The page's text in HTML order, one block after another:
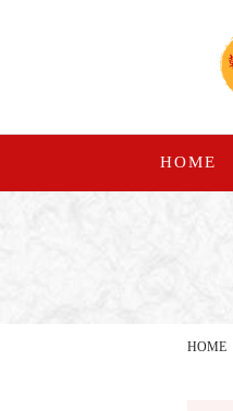
HOME
HOME